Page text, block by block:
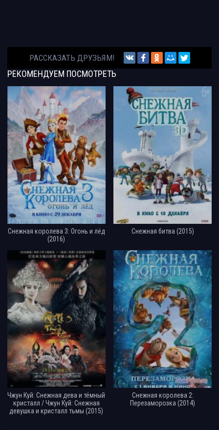
РАССКАЗАТЬ ДРУЗЬЯМ!
РЕКОМЕНДУЕМ ПОСМОТРЕТЬ
Снежная королева 3: Огонь и лёд
(2016)
Снежная битва (2015)
Чжун Куй: Снежная дева и тёмный
кристалл / Чжун Куй: Снежная
девушка и кристалл тьмы (2015)
Снежная королева 2:
Перезаморозка (2014)